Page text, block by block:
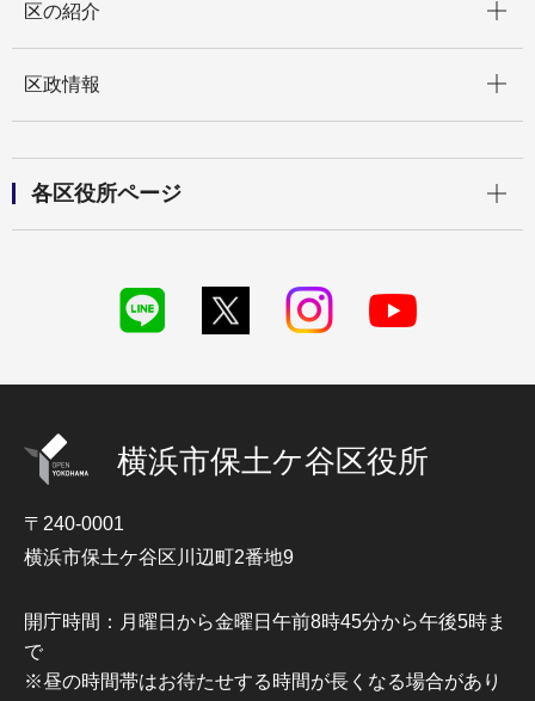
区の紹介
区政情報
各区役所ページ
横浜市保土ケ谷区役所
〒240-0001
横浜市保土ケ谷区川辺町2番地9
開庁時間：月曜日から金曜日午前8時45分から午後5時ま
で
※昼の時間帯はお待たせする時間が長くなる場合があり